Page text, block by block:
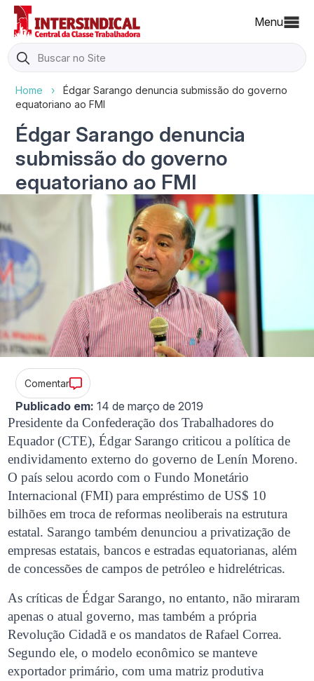
Menu
Search
for:
Home ›
Édgar Sarango denuncia submissão do governo
equatoriano ao FMI
Édgar Sarango denuncia
submissão do governo
equatoriano ao FMI
Comentar
Publicado em: 14 de março de 2019
Presidente da Confederação dos Trabalhadores do
Equador (CTE), Édgar Sarango criticou a política de
endividamento externo do governo de Lenín Moreno.
O país selou acordo com o Fundo Monetário
Internacional (FMI) para empréstimo de US$ 10
bilhões em troca de reformas neoliberais na estrutura
estatal. Sarango também denunciou a privatização de
empresas estatais, bancos e estradas equatorianas, além
de concessões de campos de petróleo e hidrelétricas.
As críticas de Édgar Sarango, no entanto, não miraram
apenas o atual governo, mas também a própria
Revolução Cidadã e os mandatos de Rafael Correa.
Segundo ele, o modelo econômico se manteve
exportador primário, com uma matriz produtiva